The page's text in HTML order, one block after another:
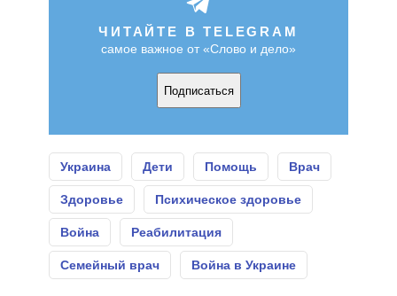
ЧИТАЙТЕ В TELEGRAM
самое важное от «Слово и дело»
Подписаться
Украина Дети Помощь Врач
Здоровье Психическое здоровье
Война Реабилитация
Семейный врач Война в Украине